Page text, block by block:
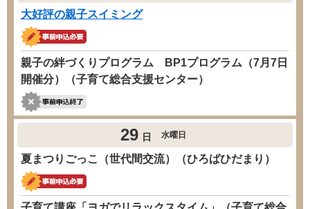
大好評の親子スイミング
親子の絆づくりプログラム BP1プログラム（7月7日
開催分）（子育て総合支援センター）
29 日 水曜日
夏まつりごっこ（世代間交流）（ひろばひだまり）